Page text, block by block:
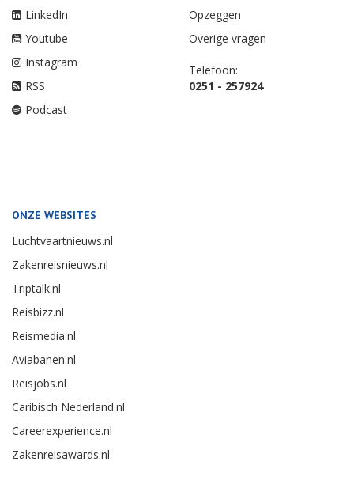
LinkedIn
Youtube
Instagram
RSS
Podcast
Opzeggen
Overige vragen
Telefoon:
0251 - 257924
ONZE WEBSITES
Luchtvaartnieuws.nl
Zakenreisnieuws.nl
Triptalk.nl
Reisbizz.nl
Reismedia.nl
Aviabanen.nl
Reisjobs.nl
Caribisch Nederland.nl
Careerexperience.nl
Zakenreisawards.nl